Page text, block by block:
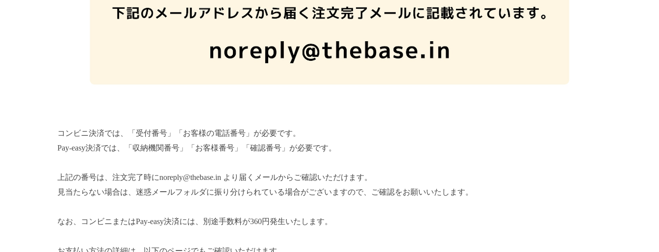
コンビニ決済では、「受付番号」「お客様の電話番号」が必要です。
Pay-easy決済では、「収納機関番号」「お客様番号」「確認番号」が必要です。
上記の番号は、注文完了時にnoreply@thebase.in より届くメールからご確認いただけます。
見当たらない場合は、迷惑メールフォルダに振り分けられている場合がございますので、ご確認をお願いいたします。
なお、コンビニまたはPay-easy決済には、別途手数料が360円発生いたします。